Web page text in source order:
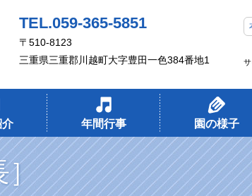
TEL.059-365-5851
〒510-8123
三重県三重郡川越町大字豊田一色384番地1
介 年間行事 園の様子
］